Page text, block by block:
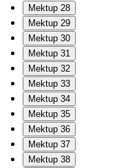
Mektup 28
Mektup 29
Mektup 30
Mektup 31
Mektup 32
Mektup 33
Mektup 34
Mektup 35
Mektup 36
Mektup 37
Mektup 38